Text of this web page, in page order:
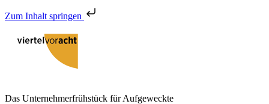
Zum Inhalt springen
Inhalt
viertelvoracht
Das Unternehmerfrühstück für Aufgeweckte